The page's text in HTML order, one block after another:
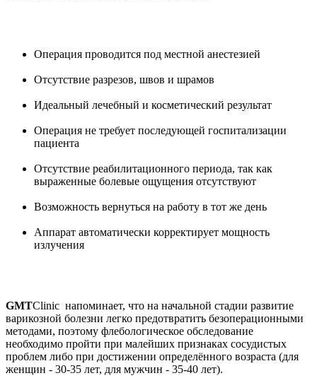
Операция проводится под местной анестезией
Отсутствие разрезов, швов и шрамов
Идеальный лечебный и косметический результат
Операция не требует последующей госпитализации
пациента
Отсутствие реабилитационного периода, так как
выраженные болевые ощущения отсутствуют
Возможность вернуться на работу в тот же день
Аппарат автоматически корректирует мощность
излучения
GMTClinic напоминает, что на начальной стадии развитие
варикозной болезни легко предотвратить безоперационными
методами, поэтому флебологическое обследование
необходимо пройти при малейших признаках сосудистых
проблем либо при достижении определённого возраста (для
женщин - 30-35 лет, для мужчин - 35-40 лет).